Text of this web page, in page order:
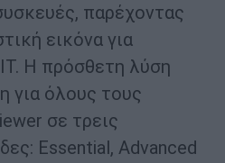
παρέχοντας
εικόνα για
Η πρόσθετη λύση
για όλους τους
σε τρεις
Essential, Advanced